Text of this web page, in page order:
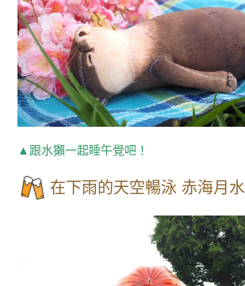
▲跟水獺一起睡午覺吧！
在下雨的天空暢泳 赤海月